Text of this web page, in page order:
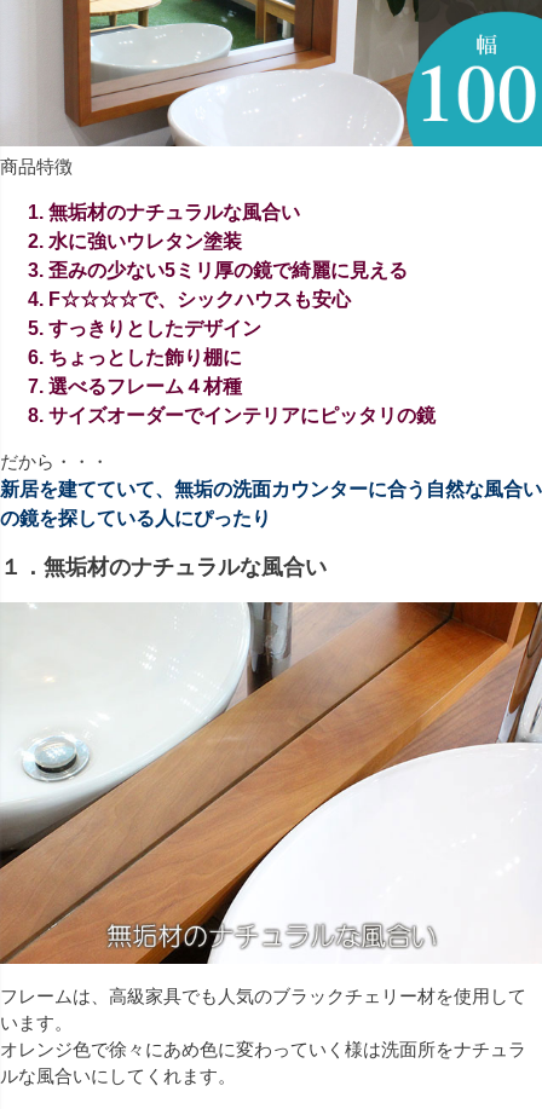
商品特徴
無垢材のナチュラルな風合い
水に強いウレタン塗装
歪みの少ない5ミリ厚の鏡で綺麗に見える
F☆☆☆☆で、シックハウスも安心
すっきりとしたデザイン
ちょっとした飾り棚に
選べるフレーム４材種
サイズオーダーでインテリアにピッタリの鏡
だから・・・
新居を建てていて、無垢の洗面カウンターに合う自然な風合い
の鏡を探している人にぴったり
１．無垢材のナチュラルな風合い
フレームは、高級家具でも人気のブラックチェリー材を使用して
います。
オレンジ色で徐々にあめ色に変わっていく様は洗面所をナチュラ
ルな風合いにしてくれます。